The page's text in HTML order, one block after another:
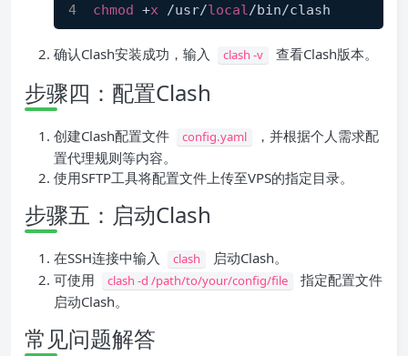
chmod
+x /usr/local/bin/clash
确认Clash安装成功，输入 clash -v 查看Clash版本。
步骤四：配置Clash
创建Clash配置文件 config.yaml
，并根据个人需求配
置代理规则等内容。
使用SFTP工具将配置文件上传至VPS的指定目录。
步骤五：启动Clash
在SSH连接中输入 clash
启动Clash。
可使用
clash -d /path/to/your/config/file
指定配置文件
启动Clash。
常见问题解答